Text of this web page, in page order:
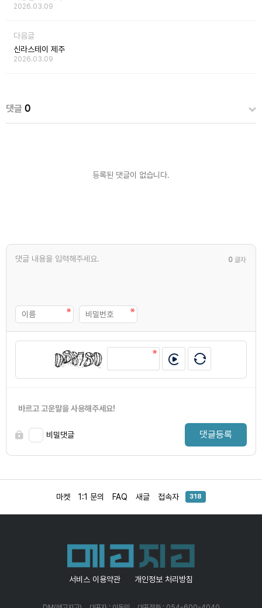
2026.03.09
다음글
신라스테이 제주
2026.03.09
댓글 0
등록된 댓글이 없습니다.
0 글자
바르고 고운말을 사용해주세요!
비밀댓글 댓글등록
마켓 1:1 문의 FAQ 새글 접속자 318
서비스 이용약관 개인정보 처리방침